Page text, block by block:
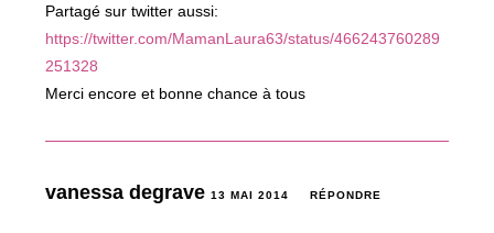
Partagé sur twitter aussi:
https://twitter.com/MamanLaura63/status/466243760289
251328
Merci encore et bonne chance à tous
vanessa degrave13 MAI 2014 RÉPONDRE